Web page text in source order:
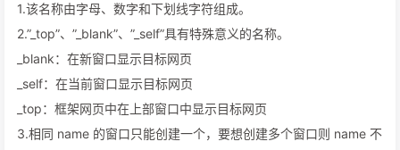
1.该名称由字母、数字和下划线字符组成。
2.”_top”、”_blank”、”_self”具有特殊意义的名称。
_blank：在新窗口显示目标网页
_self：在当前窗口显示目标网页
_top：框架网页中在上部窗口中显示目标网页
3.相同 name 的窗口只能创建一个，要想创建多个窗口则 name 不